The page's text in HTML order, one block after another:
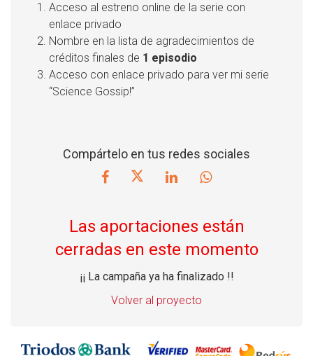
Acceso al estreno online de la serie con
enlace privado
Nombre en la lista de agradecimientos de
créditos finales de 1 episodio
Acceso con enlace privado para ver mi serie
“Science Gossip!”
Compártelo en tus redes sociales
Las aportaciones están
cerradas en este momento
¡¡ La campaña ya ha finalizado !!
Volver al proyecto